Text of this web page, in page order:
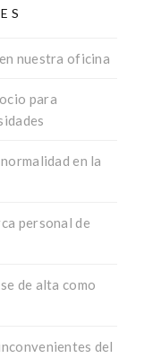
nuestra oficina
para
en la
personal de
de alta como
del